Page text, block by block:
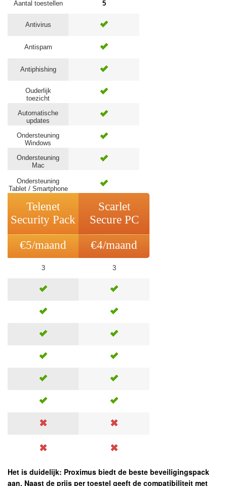
Aantal toestellen
Antivirus
Antispam
Antiphishing
Ouderlijk
toezicht
Automatische
updates
Ondersteuning
Windows
Ondersteuning
Mac
Ondersteuning
Tablet / Smartphone
5
Telenet
Security Pack
€5/maand
3
Scarlet
Secure PC
€4/maand
3
Het is duidelijk: Proximus biedt de beste beveiligingspack
aan. Naast de prijs per toestel geeft de compatibiliteit met